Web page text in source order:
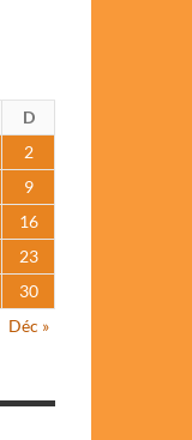
D
2
9
16
23
30
Déc »